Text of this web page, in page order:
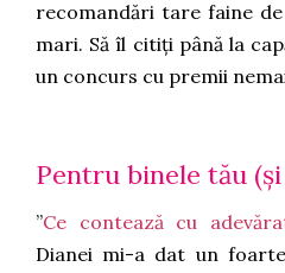
recomandări tare faine
mari. Să îl citiți până la
un concurs cu premii
Pentru binele tău
”Ce contează cu
Dianei mi-a dat un